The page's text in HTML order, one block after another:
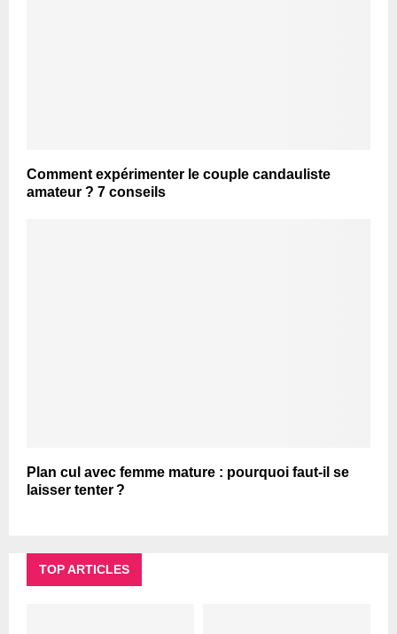
Comment expérimenter le couple candauliste
amateur ? 7 conseils
Plan cul avec femme mature : pourquoi faut-il se
laisser tenter ?
TOP ARTICLES